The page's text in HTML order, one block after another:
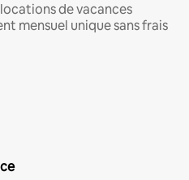
de vacances
mensuel unique sans frais